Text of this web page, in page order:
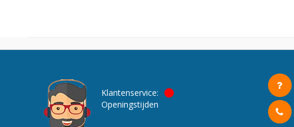
Klantenservice:
Openingstijden